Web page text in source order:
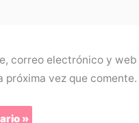
correo electrónico y
próxima vez que comente.